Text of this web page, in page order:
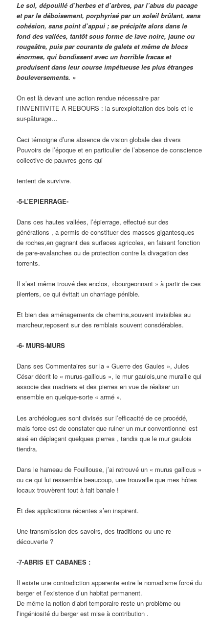
Le sol, dépouillé d’herbes et d’arbres, par l’abus du pacage
et par le déboisement, porphyrisé par un soleil brûlant, sans
cohésion, sans point d’appui ; se précipite alors dans le
fond des vallées, tantôt sous forme de lave noire, jaune ou
rougeâtre, puis par courants de galets et même de blocs
énormes, qui bondissent avec un horrible fracas et
produisent dans leur course impétueuse les plus étranges
bouleversements. »
On est là devant une action rendue nécessaire par
l’INVENTIVITE A REBOURS : la surexploitation des bois et le
sur-pâturage…
Ceci témoigne d’une absence de vision globale des divers
Pouvoirs de l’époque et en particulier de l’absence de conscience
collective de pauvres gens qui
tentent de survivre.
-5-L’EPIERRAGE-
Dans ces hautes vallées, l’épierrage, effectué sur des
générations , a permis de constituer des masses gigantesques
de roches,en gagnant des surfaces agricoles, en faisant fonction
de pare-avalanches ou de protection contre la divagation des
torrents.
Il s’est même trouvé des enclos, »bourgeonnant » à partir de ces
pierriers, ce qui évitait un charriage pénible.
Et bien des aménagements de chemins,souvent invisibles au
marcheur,reposent sur des remblais souvent consdérables.
-6- MURS-MURS
Dans ses Commentaires sur la « Guerre des Gaules », Jules
César décrit le « murus-gallicus », le mur gaulois,une muraille qui
associe des madriers et des pierres en vue de réaliser un
ensemble en quelque-sorte « armé ».
Les archéologues sont divisés sur l’efficacité de ce procédé,
mais force est de constater que ruiner un mur conventionnel est
aisé en déplaçant quelques pierres , tandis que le mur gaulois
tiendra.
Dans le hameau de Fouillouse, j’ai retrouvé un « murus gallicus »
ou ce qui lui ressemble beaucoup, une trouvaille que mes hôtes
locaux trouvèrent tout à fait banale !
Et des applications récentes s’en inspirent.
Une transmission des savoirs, des traditions ou une re-
découverte ?
-7-ABRIS ET CABANES :
Il existe une contradiction apparente entre le nomadisme forcé du
berger et l’existence d’un habitat permanent.
De même la notion d’abri temporaire reste un problème ou
l’ingéniosité du berger est mise à contribution .